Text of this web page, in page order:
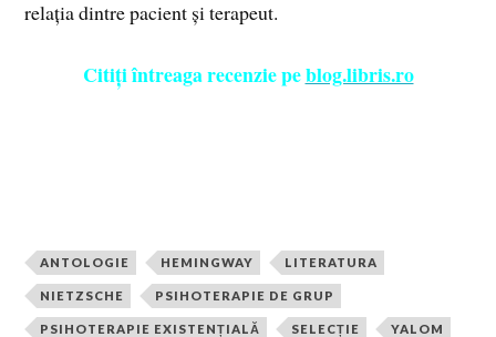
relația dintre pacient și terapeut.
Citiți întreaga recenzie peblog.libris.ro
ANTOLOGIE HEMINGWAY LITERATURA
NIETZSCHE PSIHOTERAPIE DE GRUP
PSIHOTERAPIE EXISTENȚIALĂ SELECȚIE YALOM